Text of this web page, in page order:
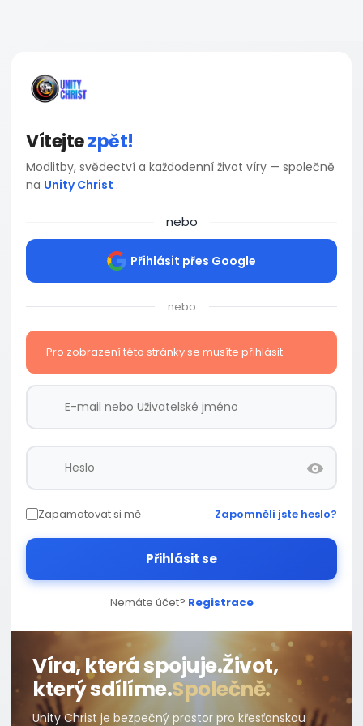
Vítejtezpět!
Modlitby, svědectví a každodenní život víry — společně
na Unity Christ .
nebo
Přihlásit přes Google
nebo
Pro zobrazení této stránky se musíte přihlásit
Zapamatovat si mě Zapomněli jste heslo?
Přihlásit se
Nemáte účet? Registrace
Víra, která spojuje.Život,
který sdílíme.Společně.
Unity Christ je bezpečný prostor pro křesťanskou